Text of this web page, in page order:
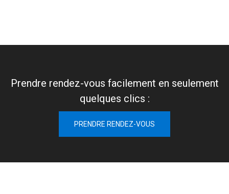
Prendre rendez-vous facilement en seulement
quelques clics :
PRENDRE RENDEZ-VOUS